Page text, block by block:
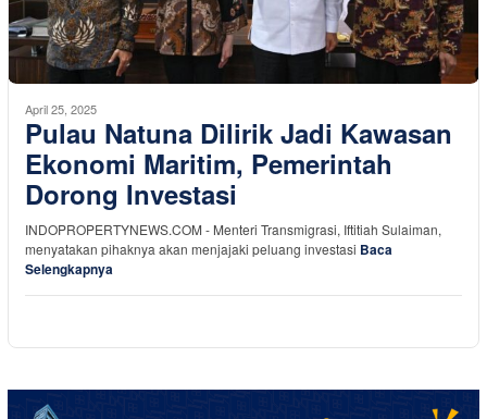
April 25, 2025
Pulau Natuna Dilirik Jadi Kawasan
Ekonomi Maritim, Pemerintah
Dorong Investasi
INDOPROPERTYNEWS.COM - Menteri Transmigrasi, Iftitiah Sulaiman,
menyatakan pihaknya akan menjajaki peluang investasi Baca
Selengkapnya